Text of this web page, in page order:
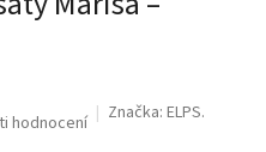
hodnocení Značka: ELPS.